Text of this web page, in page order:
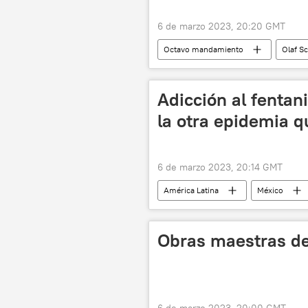
6 de marzo 2023, 20:20 GMT
Octavo mandamiento Olaf
Adicción al
la otra epidemia
6 de marzo 2023, 20:14 GMT
América Latina México
metanfetamina
cocaína
Obras maestras